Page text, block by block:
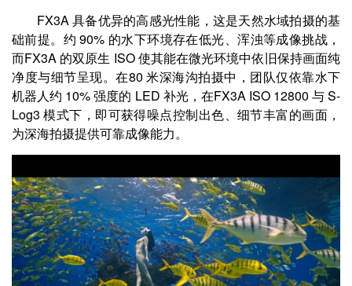
FX3A 具备优异的高感光性能，这是天然水域拍摄的基
础前提。约 90% 的水下环境存在低光、浑浊等成像挑战，
而FX3A 的双原生 ISO 使其能在微光环境中依旧保持画面纯
净度与细节呈现。在80 米深海沟拍摄中，团队仅依靠水下
机器人约 10% 强度的 LED 补光，在FX3A ISO 12800 与 S-
Log3 模式下，即可获得噪点控制出色、细节丰富的画面，
为深海拍摄提供可靠成像能力。